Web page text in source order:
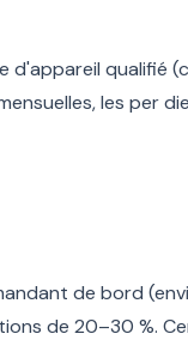
d'appareil qualifié
les per
de bord
de 20–30 %.